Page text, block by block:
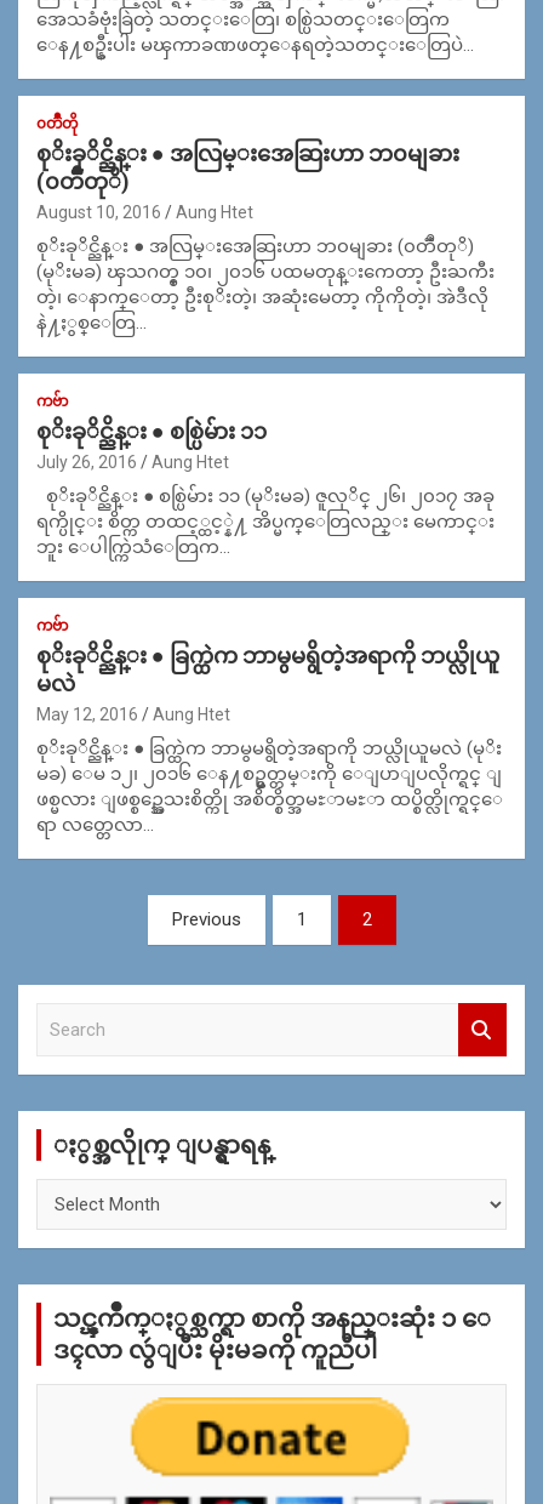
အေသခံဗုံးခြဲတဲ့ သတင္းေတြ၊ စစ္ပြဲသတင္းေတြက
ေန႔စဥ္နီးပါး မၾကာခဏဖတ္ေနရတဲ့သတင္းေတြပဲ…
၀တၳဳတို
စုိးခုိင္ညိန္း ● အလြမ္းအေဆြးဟာ ဘ၀မျခား
(၀တၱဳတုိ)
August 10, 2016 Aung Htet
စုိးခုိင္ညိန္း ● အလြမ္းအေဆြးဟာ ဘ၀မျခား (၀တၱဳတုိ)
(မုိးမခ) ၾသဂတ္စ္ ၁၀၊ ၂၀၁၆ ပထမတုန္းကေတာ့ ဦးႀကီး
တဲ့၊ ေနာက္ေတာ့ ဦးစုိးတဲ့၊ အဆုံးမေတာ့ ကိုကိုတဲ့၊ အဲဒီလို
နဲ႔ႏွစ္ေတြ…
ကဗ်ာ
စုိးခုိင္ညိန္း ● စစ္ပြဲမ်ား ၁၁
July 26, 2016 Aung Htet
စုိးခုိင္ညိန္း ● စစ္ပြဲမ်ား ၁၁ (မုိးမခ) ဇူလုိင္ ၂၆၊ ၂၀၁၇ အခု
ရက္ပိုင္း စိတ္က တထင့္ထင့္နဲ႔ အိပ္မက္ေတြလည္း မေကာင္း
ဘူး ေပါက္ကြဲသံေတြက…
ကဗ်ာ
စုိးခုိင္ညိန္း ● ခြက္ထဲက ဘာမွမရွိတဲ့အရာကို ဘယ္လိုယူ
မလဲ
May 12, 2016 Aung Htet
စုိးခုိင္ညိန္း ● ခြက္ထဲက ဘာမွမရွိတဲ့အရာကို ဘယ္လိုယူမလဲ (မုိး
မခ) ေမ ၁၂၊ ၂၀၁၆ ေန႔စဥ္မွတ္တမ္းကို ေျပာျပလိုက္ရင္ ျ
ဖစ္မလား ျဖစ္စဥ္အေသးစိတ္ကို အစိတ္စိတ္အမႊာမႊာ ထပ္စိတ္လိုက္ရင္ေ
ရာ လတ္တေလာ…
navigation
Previous 1 2
c
ႏွစ္အလိုုက္ ျပန္ရွာရန္
က္
န္
သင္ၾကိဳက္ႏွစ္သက္ရာ စာကို အနည္းဆုံး ၁ ေ
ဒၚလာ လွဴျပီး မိုးမခကို ကူညီပါ